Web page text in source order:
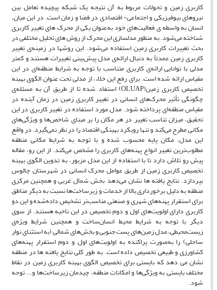
کاربری زمین و تحولات مربوط به آن نتیجه یک شبکه پیچیده تعامل بین
نیروهای بیوفیزیکی و اجتماعی- اقتصادی در فضا و زمان است. در این میان،
انسان به واسطه ی فعالیت‌های خود به‌عنوان یکی از محرک های تغییر کاربری
شناخته می‌شود. به منظور مدلسازی این محرک از روش های تحلیل مختلفی در
بحث تغییرات کاربری زمین استفاده می‌شود. این روشها در زمینه‌ی تغییر
کاربری زمین عمدتاً به دنبال ارائه‌ی مدل پیش‌بینی تغییرات هستند و کمتر
مدلی با توانایی ارائه‌ی کاربری متناسب با توجه به شرایط منطقه‌ای در این
مقیاس ارائه شده است. برای رفع این خلاء، از مدلی تحت عنوان الگوی بهینه
تخصیص کاربری زمین(OLUAP) استفاد شده تا از طریق آن به مسئله‌ی
چگونگی تأثیر محرک‌های انسانی در تغییر کاربری زمین در زمان آینده در
مقیاس منطقه‌ای پرداخته شود. مدل مورد استفاده در تغییر کاربری در این
تحقیق، میزان تناسب تغییر در هر مکان را بر مبنای شاخص‌ها و ویژگی‌های
مکانی مطرح می‌کند و تنها رویکرد بهینگی اقتصاد را در نظر نمی‌گیرد. در واقع
این مدل، مکان پایه محسوب شده و با توجه به شرایط مکانی منطقه
مطلوب‌ترین تغییر انواع پهنه‌های کاربری را مشخص می‌کند. از این رو، مقاله
پیش رو تلاش دارد تا با استفاده از این مدل مزبور، به تدوین الگوی بهینه
تخصیص کاربری زمین از طریق عوامل محرک انسانی در شهرستان چالوس
بپردازد. نتایج یافته ها نشان می‌دهد بخش شمال غربی و همچنین مرکزی
منطقه به دلیل برخورداری بالا از خدمات و زیرساخت‌ها نسبت به دیگر مناطق
برای استقرار پهنه‌های شهری و صنعتی مناسب‌تر تشخیص داده‌شده و این دو
کاربری دارای اولویت‌های اول و دوم تخصیص در این ناحیه هستند. از سوی
دیگر با توجه به شرایط محیط انسان‌ساخت و همچنین شرایط ویژه‌ی
زیست‌محیطی، مدل زمین‌های پست جنوبی و بخش‌های شمالی (به استثنای نوار
ساحلی) را به‌صورت پراکنده به اولویت‌های اول و دوم استقرار پهنه‌های
کشاورزی و طبیعی تخصیص داده است. به طور کلی نتایج یافته ها در منطقه
نشان می دهد که بایستی برای تخصیص الگوی بهینه کاربری زمین در نقاط
مختلف بایستی به ویژگی‌ها و امکانات منطقه، چیدمان زیرساخت‌ها و... توجه
شود.